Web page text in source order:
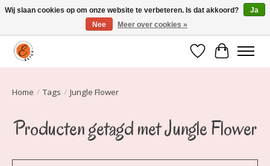
Elily is er om jou te laten stralen! Mode vanaf maat 34 t/m 54
Verlanglijst
Home / Tags / Jungle Flower
Producten getagd met Jungle Flower
Wij slaan cookies op om onze website te verbeteren. Is dat akkoord?
Ja
Nee
Meer over cookies »